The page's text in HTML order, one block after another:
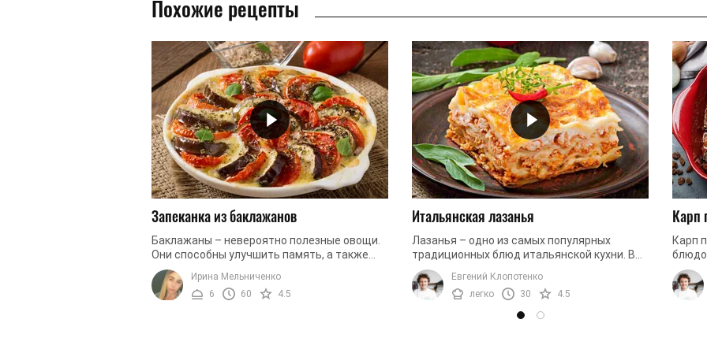
Похожие рецепты
Запеканка из баклажанов
Баклажаны – невероятно полезные овощи.
Они способны улучшить память, а также
служат прекрасным антиоксидантом.
Кроме того, употребление баклажанов ...
Ирина Мельниченко
6
60 4.5
Итальянская лазанья
Лазанья – одно из самых популярных
традиционных блюд итальянской кухни. В
ее основе сочный мясной фарш, много сыра
и нежное слоеное тесто. Идеальный ...
Евгений Клопотенко
легко
30 4.5
Карп
Карп
блюдо
Она